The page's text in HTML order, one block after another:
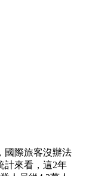
國際旅客沒辦法
計來看，這2年